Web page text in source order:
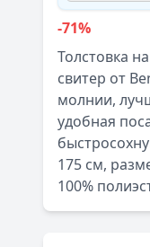
-71%
Толстовка
свитер от
молнии,
удобная
175 см,
100%